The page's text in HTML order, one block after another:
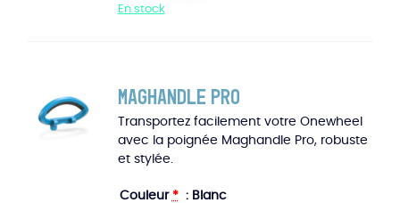
En stock
Maghandle Pro
Transportez facilement votre Onewheel
avec la poignée Maghandle Pro, robuste
et stylée.
Couleur * : Blanc